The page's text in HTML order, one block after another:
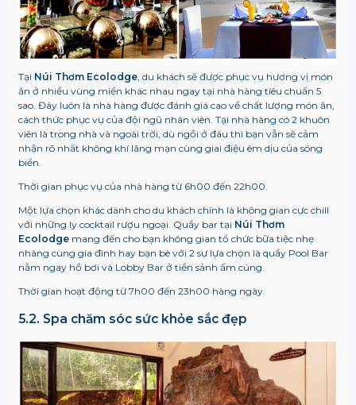
Tại Núi Thơm Ecolodge, du khách sẽ được phục vụ hương vị món
ăn ở nhiều vùng miền khác nhau ngay tại nhà hàng tiêu chuẩn 5
sao. Đây luôn là nhà hàng được đánh giá cao về chất lượng món ăn,
cách thức phục vụ của đội ngũ nhân viên. Tại nhà hàng có 2 khuôn
viên là trong nhà và ngoài trời, dù ngồi ở đâu thì bạn vẫn sẽ cảm
nhận rõ nhất không khí lãng mạn cùng giai điệu êm dịu của sóng
biển.
Thời gian phục vụ của nhà hàng từ 6h00 đến 22h00.
Một lựa chọn khác dành cho du khách chính là không gian cực chill
với những ly cocktail rượu ngoại. Quầy bar tại Núi Thơm
Ecolodgemang đến cho bạn không gian tổ chức bữa tiệc nhẹ
nhàng cùng gia đình hay bạn bè với 2 sự lựa chọn là quầy Pool Bar
nằm ngay hồ bơi và Lobby Bar ở tiền sảnh ấm cúng.
Thời gian hoạt động từ 7h00 đến 23h00 hàng ngày.
5.2. Spa chăm sóc sức khỏe sắc đẹp